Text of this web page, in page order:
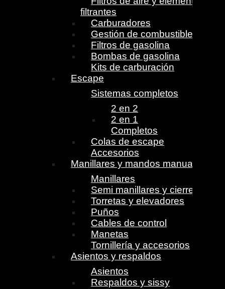
filtrantes
Carburadores
Gestión de combustible
Filtros de gasolina
Bombas de gasolina
Kits de carburación
Escape
Sistemas completos
2 en 2
2 en 1
Completos
Colas de escape
Accesorios
Manillares y mandos manuales
Manillares
Semi manillares y cierres
Torretas y elevadores
Puños
Cables de control
Manetas
Tornillería y accesorios
Asientos y respaldos
Asientos
Respaldos y sissy